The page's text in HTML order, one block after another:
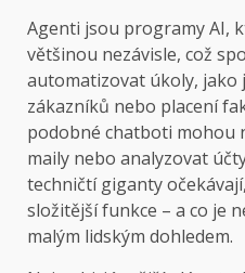
Agenti jsou programy AI,
většinou nezávisle, což
automatizovat úkoly, jako
zákazníků nebo placení
podobné chatboti mohou
maily nebo analyzovat
techničtí giganty
složitější funkce – a co je
malým lidským dohledem.